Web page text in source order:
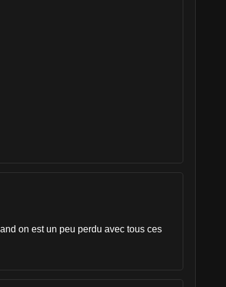
on est un peu perdu avec tous ces